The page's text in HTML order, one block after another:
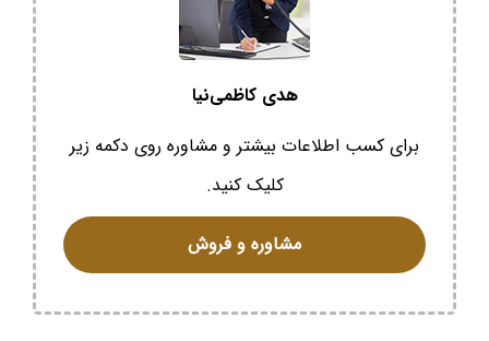
هدی کاظمی‌نیا
برای کسب اطلاعات بیشتر و مشاوره روی دکمه زیر
کلیک کنید.
مشاوره و فروش